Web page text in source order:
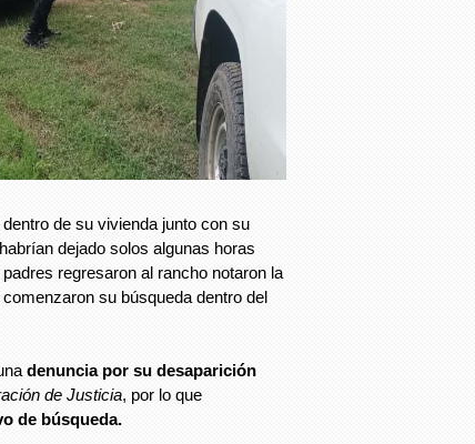
dentro de su vivienda junto con su
dejado solos algunas horas
regresaron al rancho notaron la
su búsqueda dentro del
denuncia por su desaparición
de Justicia, por lo que
de búsqueda.